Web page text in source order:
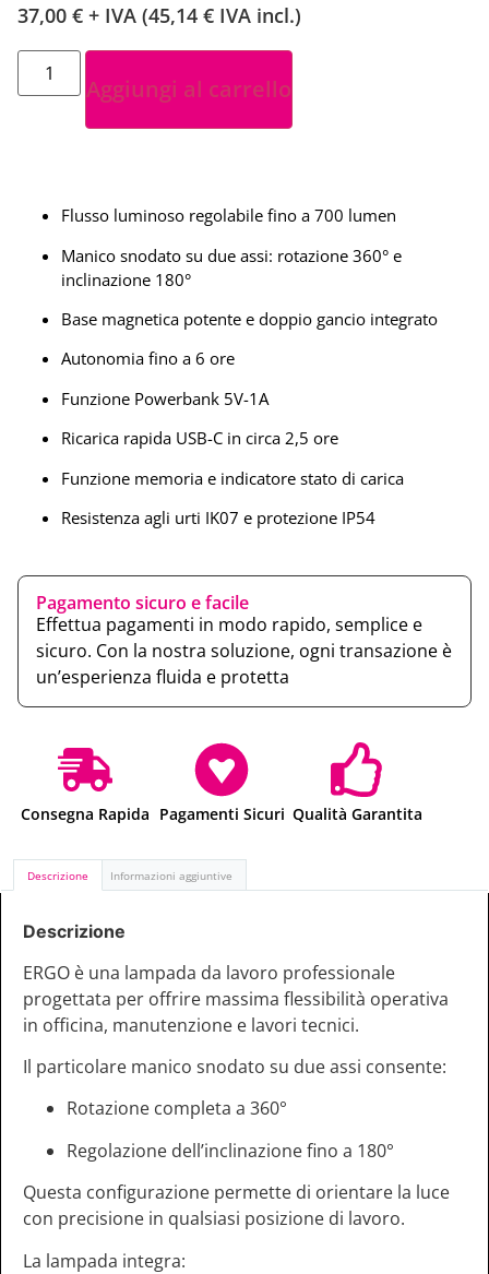
37,00 € + IVA (45,14 € IVA incl.)
Aggiungi al carrello
Flusso luminoso regolabile fino a 700 lumen
Manico snodato su due assi: rotazione 360° e
inclinazione 180°
Base magnetica potente e doppio gancio integrato
Autonomia fino a 6 ore
Funzione Powerbank 5V-1A
Ricarica rapida USB-C in circa 2,5 ore
Funzione memoria e indicatore stato di carica
Resistenza agli urti IK07 e protezione IP54
Pagamento sicuro e facile
Effettua pagamenti in modo rapido, semplice e
sicuro. Con la nostra soluzione, ogni transazione è
un’esperienza fluida e protetta
Consegna Rapida Pagamenti Sicuri Qualità Garantita
Descrizione Informazioni aggiuntive
Descrizione
ERGO è una lampada da lavoro professionale
progettata per offrire massima flessibilità operativa
in officina, manutenzione e lavori tecnici.
Il particolare manico snodato su due assi consente:
Rotazione completa a 360°
Regolazione dell’inclinazione fino a 180°
Questa configurazione permette di orientare la luce
con precisione in qualsiasi posizione di lavoro.
La lampada integra: